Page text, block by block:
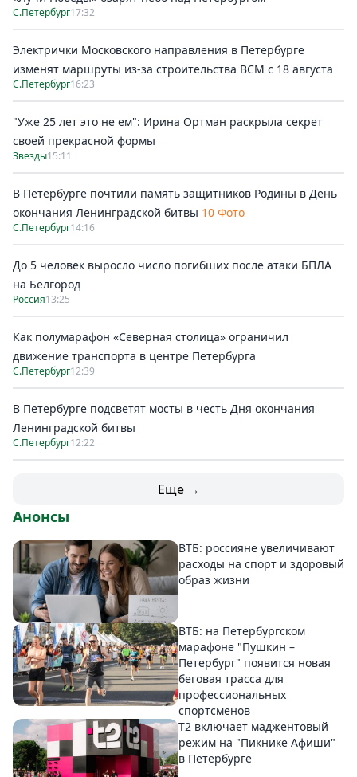
С.Петербург17:32
Электрички Московского направления в Петербурге
изменят маршруты из-за строительства ВСМ с 18 августа
С.Петербург16:23
"Уже 25 лет это не ем": Ирина Ортман раскрыла секрет
своей прекрасной формы
Звезды15:11
В Петербурге почтили память защитников Родины в День
окончания Ленинградской битвы 10 Фото
С.Петербург14:16
До 5 человек выросло число погибших после атаки БПЛА
на Белгород
Россия13:25
Как полумарафон «Северная столица» ограничил
движение транспорта в центре Петербурга
С.Петербург12:39
В Петербурге подсветят мосты в честь Дня окончания
Ленинградской битвы
С.Петербург12:22
Еще →
Анонсы
ВТБ: россияне увеличивают
расходы на спорт и здоровый
образ жизни
ВТБ: на Петербургском
марафоне "Пушкин –
Петербург" появится новая
беговая трасса для
профессиональных
спортсменов
Т2 включает маджентовый
режим на "Пикнике Афиши"
в Петербурге